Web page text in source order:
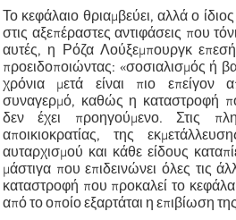
Το κεφάλαιο θριαμβεύει, αλλά ο
στις αξεπέραστες αντιφάσεις που
αυτές, η Ρόζα Λούξεμπουργκ
προειδοποιώντας: «σοσιαλισμός ή
χρόνια μετά είναι πιο
συναγερμό, καθώς η καταστροφή
δεν έχει προηγούμενο. Στις
αποικιοκρατίας, της
αυταρχισμού και κάθε είδους
μάστιγα που επιδεινώνει όλες τις
καταστροφή που προκαλεί το
από το οποίο εξαρτάται η επιβίωση